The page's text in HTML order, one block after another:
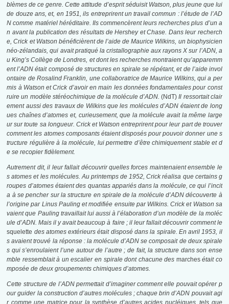
blèmes de ce genre. Cette attitude d’esprit séduisit Watson, plus jeune que lui
de douze ans, et, en 1951, ils entreprirent un travail commun : l’étude de l’AD
N comme matériel héréditaire. Ils commencèrent leurs recherches plus d’un a
n avant la publication des résultats de Hershey et Chase. Dans leur recherch
e, Crick et Watson bénéficièrent de l’aide de Maurice Wilkins, un biophysicien
néo-zélandais, qui avait pratiqué la cristallographie aux rayons X sur l’ADN, a
u King’s Collège de Londres, et dont les recherches montraient qu’apparemm
ent l’ADN était composé de structures en spirale se répétant, et de l’aide invol
ontaire de Rosalind Franklin, une collaboratrice de Maurice Wilkins, qui a per
mis à Watson et Crick d’avoir en main les données fondamentales pour const
ruire un modèle stéréochimique de la molécule d’ADN.(NdT) Il ressortait clair
ement aussi des travaux de Wilkins que les molécules d’ADN étaient de long
ues chaînes d’atomes et, curieusement, que la molécule avait la même large
ur sur toute sa longueur. Crick et Watson entreprirent pour leur part de trouver
comment les atomes composants étaient disposés pour pouvoir donner une s
tructure régulière à la molécule, lui permettre d’être chimiquement stable et d
e se recopier fidèlement.
Autrement dit, il leur fallait découvrir quelles forces maintenaient ensemble le
s atomes et les molécules. Au printemps de 1952, Crick réalisa que certains g
roupes d’atomes étaient des quantas appariés dans la molécule, ce qui l’incit
a à se pencher sur la structure en spirale de la molécule d’ADN découverte à
l’origine par Linus Pauling et modifiée ensuite par Wilkins. Crick et Watson sa
vaient que Pauling travaillait lui aussi à l’élaboration d’un modèle de la moléc
ule d’ADN. Mais il y avait beaucoup à faire ; il leur fallait découvrir comment le
squelette des atomes extérieurs était disposé dans la spirale. En avril 1953, il
s avaient trouvé la réponse : la molécule d’ADN se composait de deux spirale
s qui s’enroulaient l’une autour de l’autre ; de fait, la structure dans son ense
mble ressemblait à un escalier en spirale dont chacune des marchesétait co
mposée de deux groupements chimiques d’atomes.
Cette structure de l’ADN permettait d’imaginer comment elle pouvait opérer p
our guider la construction d’autres molécules ; chaque brin d’ADN pouvait agi
r comme une matrice pour la synthèse d’autres acides nucléiques, tels que